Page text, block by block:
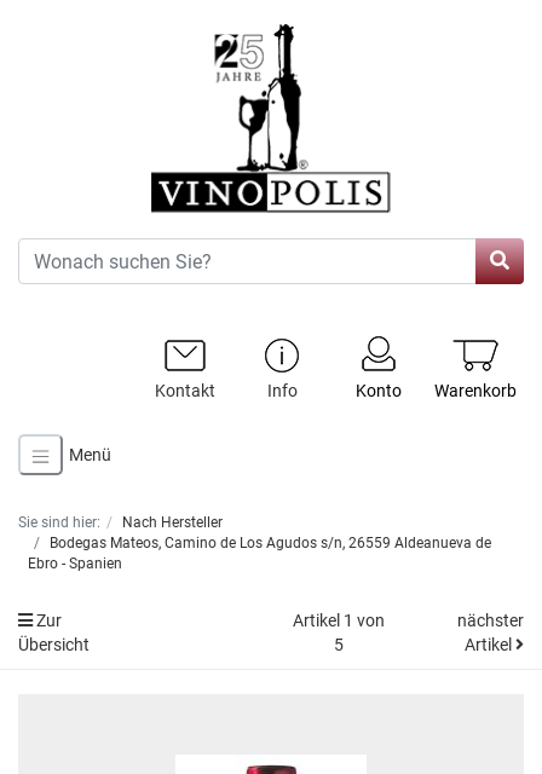
Warenkorb
Konto
Info
Kontakt
Menü
Sie sind hier:
Nach Hersteller
Bodegas Mateos, Camino de Los Agudos s/n, 26559 Aldeanueva de
Ebro - Spanien
Zur
Übersicht
Artikel 1 von
5
nächster
Artikel